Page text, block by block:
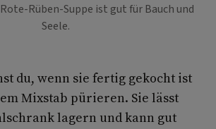
Rüben-Suppe ist gut für Bauch und
Seele.
du, wenn sie fertig gekocht ist
Mixstab pürieren. Sie lässt
lagern und kann gut